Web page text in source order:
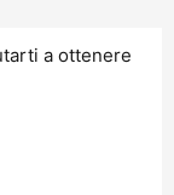
a ottenere